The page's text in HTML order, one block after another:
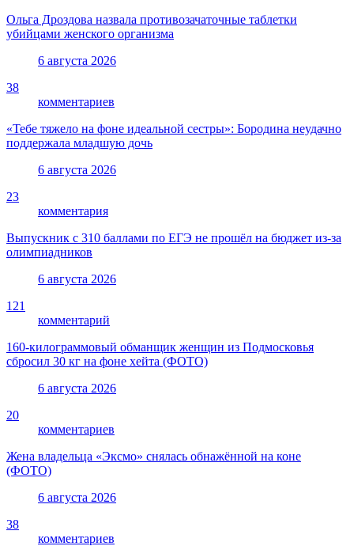
Ольга Дроздова назвала противозачаточные таблетки
убийцами женского организма
6 августа 2026
38
комментариев
«Тебе тяжело на фоне идеальной сестры»: Бородина неудачно
поддержала младшую дочь
6 августа 2026
23
комментария
Выпускник с 310 баллами по ЕГЭ не прошёл на бюджет из-за
олимпиадников
6 августа 2026
121
комментарий
160-килограммовый обманщик женщин из Подмосковья
сбросил 30 кг на фоне хейта (ФОТО)
6 августа 2026
20
комментариев
Жена владельца «Эксмо» снялась обнажённой на коне
(ФОТО)
6 августа 2026
38
комментариев